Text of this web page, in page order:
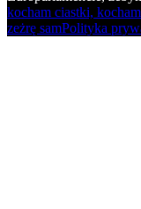
kocham ciastki,
zeżrę samPolityka